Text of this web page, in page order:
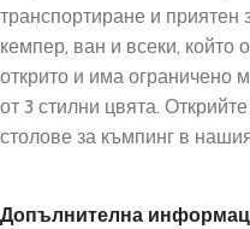
транспортиране и приятен
кемпер, ван и всеки, който
открито и има ограничено
от 3 стилни цвята.
столове за къмпинг в
Допълнителна